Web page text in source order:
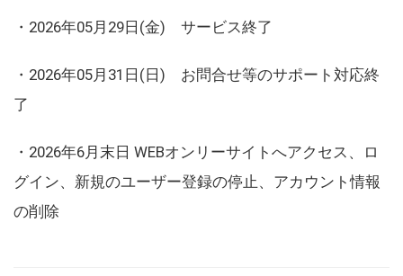
・2026年05月29日(金) サービス終了
・2026年05月31日(日) お問合せ等のサポート対応終
了
・2026年6月末日 WEBオンリーサイトへアクセス、ロ
グイン、新規のユーザー登録の停止、アカウント情報
の削除